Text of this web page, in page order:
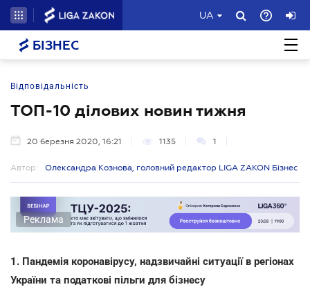
UA
БІЗНЕС
Відповідальність
ТОП-10 ділових новин тижня
20 березня 2020, 16:21 1135 1
Автор: Олександра Кознова, головний редактор LIGA ZAKON Бізнес
Реклама
1. Пандемія коронавірусу, надзвичайні ситуації в регіонах
України та податкові пільги для бізнесу